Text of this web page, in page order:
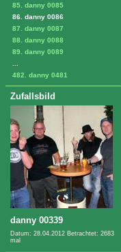
85. danny 0085
86. danny 0086
87. danny 0087
88. danny 0088
89. danny 0089
482. danny 0481
Zufallsbild
danny 00339
Datum: 28.04.2012 Betrachtet: 2683
mal